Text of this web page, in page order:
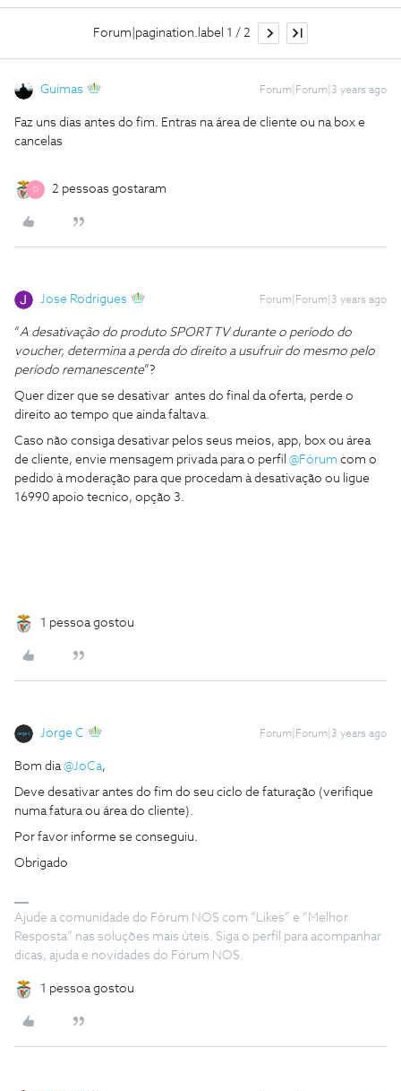
Forum|pagination.label 1 / 2
Guimas Forum|Forum|3 years ago
Faz uns dias antes do fim. Entras na área de cliente ou na box e
cancelas
D 2 pessoas gostaram
Jose Rodrigues Forum|Forum|3 years ago
“A desativação do produto SPORT TV durante o período do
voucher, determina a perda do direito a usufruir do mesmo pelo
período remanescente”?
Quer dizer que se desativar antes do final da oferta, perde o
direito ao tempo que ainda faltava.
Caso não consiga desativar pelos seus meios, app, box ou área
de cliente, envie mensagem privada para o perfil @Fórum com o
pedido à moderação para que procedam à desativação ou ligue
16990 apoio tecnico, opção 3.
1 pessoa gostou
Jorge C Forum|Forum|3 years ago
Bom dia@JoCa,
Deve desativar antes do fim do seu ciclo de faturação (verifique
numa fatura ou área do cliente).
Por favor informe se conseguiu.
Obrigado
Ajude a comunidade do Fórum NOS com “Likes” e “Melhor
Resposta” nas soluções mais úteis. Siga o perfil para acompanhar
dicas, ajuda e novidades do Fórum NOS.
1 pessoa gostou